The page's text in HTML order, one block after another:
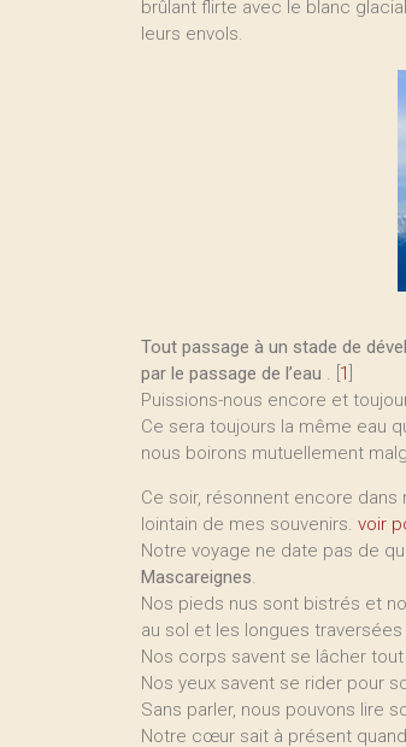
brûlant flirte avec le blanc
leurs envols.
Tout passage à un stade de
par le passage de l’eau . 1
Puissions-nous encore et
Ce sera toujours la même eau
nous boirons mutuellement
Ce soir, résonnent encore dans
lointain de mes souvenirs. voir
Notre voyage ne date pas de
Mascareignes.
Nos pieds nus sont bistrés et
au sol et les longues
Nos corps savent se lâcher
Nos yeux savent se rider pour
Sans parler, nous pouvons lire
Notre cœur sait à présent quand